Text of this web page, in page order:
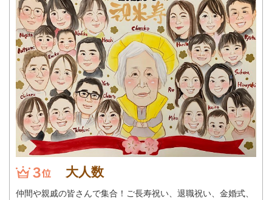
大人数
仲間や親戚の皆さんで集合！ご長寿祝い、退職祝い、金婚式、